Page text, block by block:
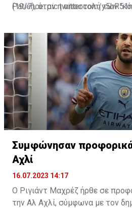
Patience.pic.twitter.com/
(19/7), όταν η αποστολή των
Συμφώνησαν
Αχλί
16.07.2023 14:17
Ο Ριγιάντ Μαχρέζ ήρθε σε
την Αλ Αχλί, σύμφωνα με τον